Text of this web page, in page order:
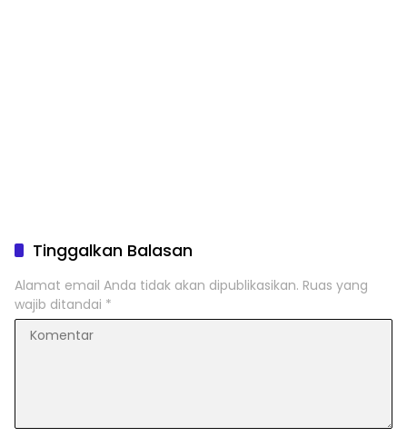
Tinggalkan Balasan
Alamat email Anda tidak akan dipublikasikan. Ruas yang
wajib ditandai *